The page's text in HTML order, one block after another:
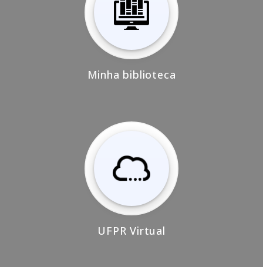
Minha biblioteca
UFPR Virtual